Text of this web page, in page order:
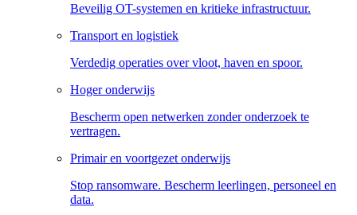
Beveilig OT-systemen en kritieke infrastructuur.
Transport en logistiek
Verdedig operaties over vloot, haven en spoor.
Hoger onderwijs
Bescherm open netwerken zonder onderzoek te
vertragen.
Primair en voortgezet onderwijs
Stop ransomware. Bescherm leerlingen, personeel en
data.